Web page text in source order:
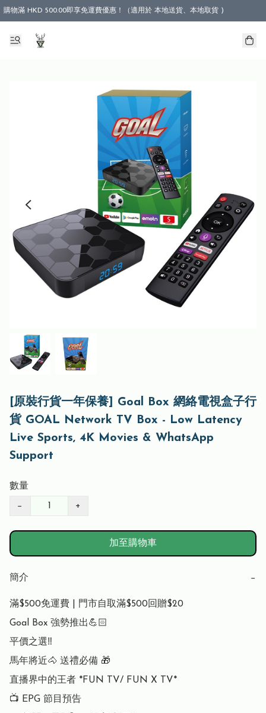
購物滿 HKD 500.00即享免運費優惠！（適用於 本地送貨、本地取貨 )
[原裝行貨一年保養] Goal Box 網絡電視盒子行
貨 GOAL Network TV Box - Low Latency
Live Sports, 4K Movies & WhatsApp
Support
數量
− +
加至購物車
簡介 −
滿$500免運費 | 門市自取滿$500回贈$20
Goal Box 強勢推出💪🏻
平價之選‼️
馬年將近🐴 送禮必備 🎁
直播界中的王者 *FUN TV/ FUN X TV*
📺 EPG 節目預告